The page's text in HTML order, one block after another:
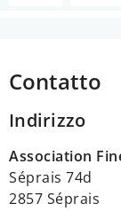
Contatto
Indirizzo
Association
Séprais 74d
2857 Séprais